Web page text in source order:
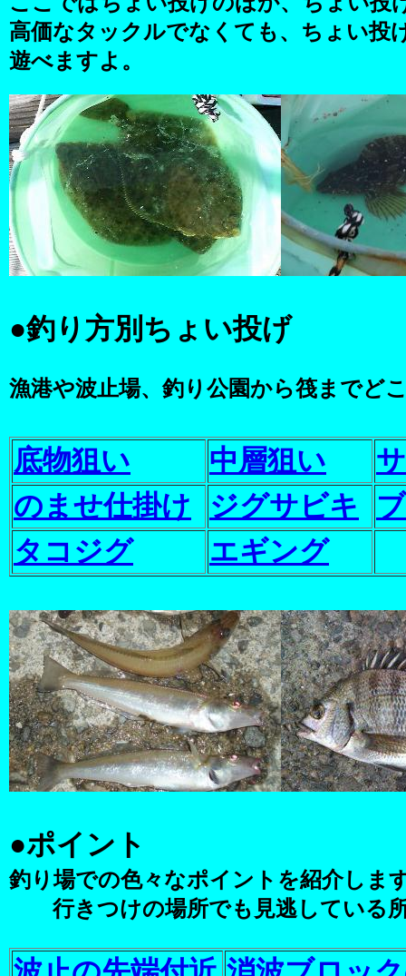
高価なタックルでなくても、ちょい投
遊べますよ。
●釣り方別ちょい投げ
漁港や波止場、釣り公園から筏までど
底物狙い 中層狙い
のませ仕掛け
ジグサビキ
タコジグ
エギング
●ポイント
釣り場での色々なポイントを紹介しま
行きつけの場所でも見逃している